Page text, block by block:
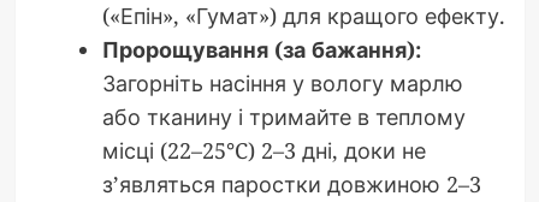
(«Епін», «Гумат») для кращого ефекту.
Пророщування (за бажання):
Загорніть насіння у вологу марлю
або тканину і тримайте в теплому
місці (22–25°C) 2–3 дні, доки не
з’являться паростки довжиною 2–3